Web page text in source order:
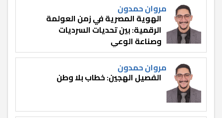
مروان حمدون
الهوية المصرية في زمن العولمة
الرقمية: بين تحديات السرديات
وصناعة الوعي
مروان حمدون
الفصيل الهجين: خطاب بلا وطن